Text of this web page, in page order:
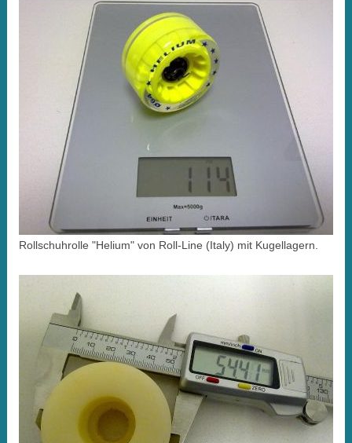
Rollschuhrolle "Helium" von Roll-Line (Italy) mit Kugellagern.